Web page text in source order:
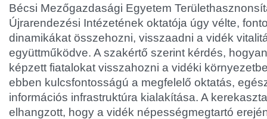
Bécsi Mezőgazdasági Egyetem
Újrarendezési Intézetének oktatója úgy vélte,
dinamikákat összehozni, visszaadni a vidék
együttműködve. A szakértő szerint kérdés,
képzett fiatalokat visszahozni a vidéki
ebben kulcsfontosságú a megfelelő oktatás,
információs infrastruktúra kialakítása. A
elhangzott, hogy a vidék népességmegtartó